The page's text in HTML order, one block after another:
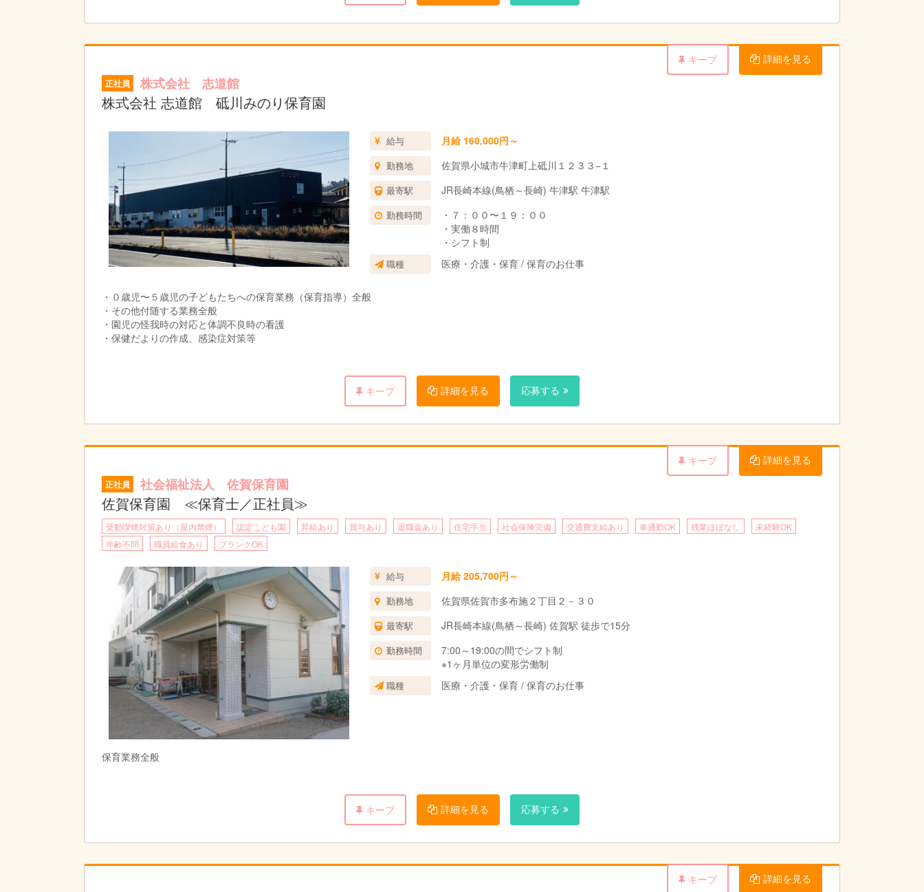
キープ 詳細を見る
正社員 株式会社 志道館
株式会社 志道館 砥川みのり保育園
給与 月給 160,000円～
勤務地 佐賀県小城市牛津町上砥川１２３３−１
最寄駅 JR長崎本線(鳥栖～長崎) 牛津駅 牛津駅
勤務時間
・７：００〜１９：００
・実働８時間
・シフト制
職種 医療・介護・保育 / 保育のお仕事
・０歳児〜５歳児の子どもたちへの保育業務（保育指導）全般
・その他付随する業務全般
・園児の怪我時の対応と体調不良時の看護
・保健だよりの作成、感染症対策等
キープ 詳細を見る 応募する
キープ 詳細を見る
正社員 社会福祉法人 佐賀保育園
佐賀保育園 ≪保育士／正社員≫
受動喫煙対策あり（屋内禁煙） 認定こども園 昇給あり 賞与あり 退職金あり 住宅手当 社会保険完備 交通費支給あり 車通勤OK 残業ほぼなし
未経験OK
年齢不問
職員給食あり ブランクOK
給与 月給 205,700円～
勤務地 佐賀県佐賀市多布施２丁目２－３０
最寄駅 JR長崎本線(鳥栖～長崎) 佐賀駅 徒歩で15分
勤務時間
7:00～19:00の間でシフト制
※1ヶ月単位の変形労働制
職種 医療・介護・保育 / 保育のお仕事
保育業務全般
キープ 詳細を見る 応募する
キープ 詳細を見る